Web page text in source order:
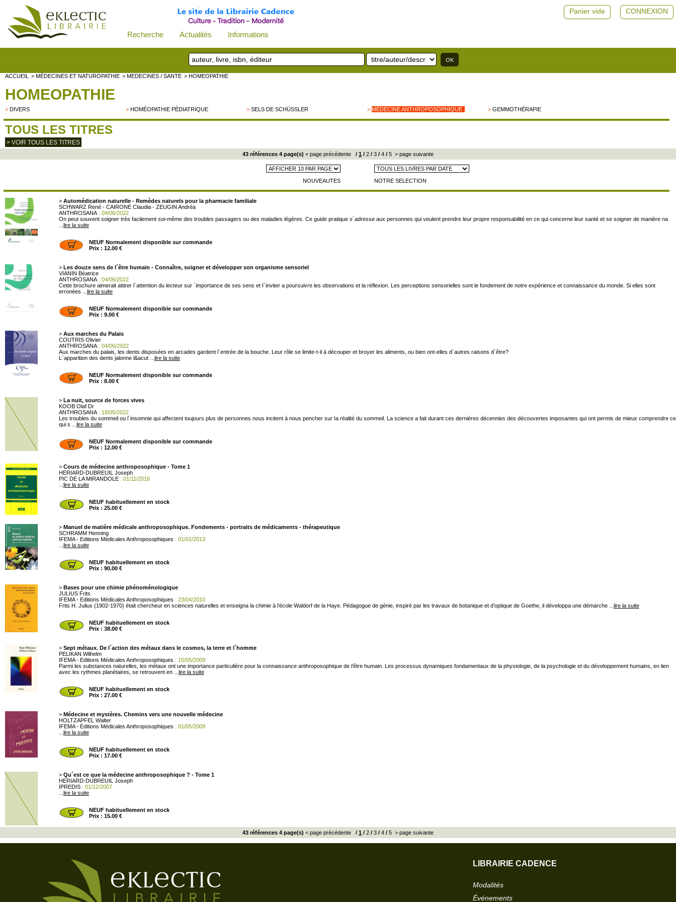
Recherche Actualités Informations
CONNEXION
Panier vide
ACCUEIL > MÉDECINES ET NATUROPATHIE > MEDECINES / SANTE > HOMEOPATHIE
HOMEOPATHIE
> DIVERS >HOMÉOPATHIE PÉDIATRIQUE >SELS DE SCHÜSSLER > MÉDECINE ANTHROPOSOPHIQUE >GEMMOTHÉRAPIE
TOUS LES TITRES
> VOIR TOUS LES TITRES
43 références 4 page(s) < page précédente / 1 / 2 / 3 / 4 / 5 > page suivante
NOUVEAUTES NOTRE SELECTION
> Automédication naturelle - Remèdes naturels pour la pharmacie familiale
SCHWARZ René - CAIRONE Claudia - ZEUGIN Andréa
ANTHROSANA: 04/06/2022
On peut souvent soigner très facilement soi-même des troubles passagers ou des maladies légères. Ce guide pratique s´adresse aux personnes qui veulent prendre leur propre responsabilité en ce qui concerne leur santé et se soigner de manière na
lire la suite
NEUF Normalement disponible sur commande
Prix : 12.00 €
> Les douze sens de l´être humain - Connaître, soigner et développer son organisme sensoriel
VIANIN Béatrice
ANTHROSANA: 04/06/2022
Cette brochure aimerait attirer l´attention du lecteur sur ´importance de ses sens et I´inviter a poursuivre les observations et la réflexion. Les perceptions sensorielles sont le fondement de notre expérience et connaissance du monde. Si elles sont
erronées ... lire la suite
NEUF Normalement disponible sur commande
Prix : 9.00 €
> Aux marches du Palais
COUTRIS Olivier
ANTHROSANA: 04/06/2022
Aux marches du palais, les dents disposées en arcades gardent l´entrée de la bouche. Leur rôle se limite-t-il à découper et broyer les aliments, ou bien ont-elles d´autres raisons d´être?
L´apparition des dents jalonne l&acut ... lire la suite
NEUF Normalement disponible sur commande
Prix : 8.00 €
> La nuit, source de forces vives
KOOB Olaf Dr
ANTHROSANA: 18/05/2022
Les troubles du sommeil ou l´insomnie qui affectent toujours plus de personnes nous incitent à nous pencher sur Ia réalité du sommeil. La science a fait durant ces dernières décennies des découvertes imposantes qui ont permis de mieux comprendre ce
qui s ... lire la suite
NEUF Normalement disponible sur commande
Prix : 12.00 €
> Cours de médecine anthroposophique - Tome 1
HERIARD-DUBREUIL Joseph
PIC DE LA MIRANDOLE: 01/11/2016
lire la suite
NEUF habituellement en stock
Prix : 25.00 €
> Manuel de matière médicale anthroposophique. Fondements - portraits de médicaments - thérapeutique
SCHRAMM Henning
IFEMA - Editions Médicales Anthroposophiques : 01/01/2013
lire la suite
NEUF habituellement en stock
Prix : 90.00 €
> Bases pour une chimie phénoménologique
JULIUS Frits
IFEMA - Editions Médicales Anthroposophiques : 23/04/2010
Frits H. Julius (1902-1970) était chercheur en sciences naturelles et enseigna la chimie à l’école Waldorf de la Haye. Pédagogue de génie, inspiré par les travaux de botanique et d’optique de Goethe, il développa une démarche ... lire la suite
NEUF habituellement en stock
Prix : 38.00 €
> Sept métaux. De l´action des métaux dans le cosmos, la terre et l´homme
PELIKAN Wilhelm
IFEMA - Editions Médicales Anthroposophiques : 15/05/2009
Parmi les substances naturelles, les métaux ont une importance particulière pour la connaissance anthroposophique de l’être humain. Les processus dynamiques fondamentaux de la physiologie, de la psychologie et du développement humains, en lien
avec les rythmes planétaires, se retrouvent en ... lire la suite
NEUF habituellement en stock
Prix : 27.00 €
> Médecine et mystères. Chemins vers une nouvelle médecine
HOLTZAPFEL Walter
IFEMA - Editions Médicales Anthroposophiques : 01/05/2009
lire la suite
NEUF habituellement en stock
Prix : 17.00 €
> Qu´est ce que la médecine anthroposophique ? - Tome 1
HERIARD-DUBREUIL Joseph
IPREDIS: 01/12/2007
lire la suite
NEUF habituellement en stock
Prix : 15.00 €
43 références 4 page(s) < page précédente / 1 / 2 / 3 / 4 / 5 > page suivante
LIBRAIRIE CADENCE
Modalités
Événements